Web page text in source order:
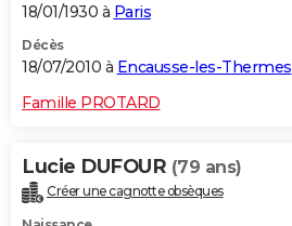
18/01/1930 à Paris
Décès
18/07/2010 à Encausse-les-Thermes
Famille PROTARD
Lucie DUFOUR (79 ans)
Créer une cagnotte obsèques